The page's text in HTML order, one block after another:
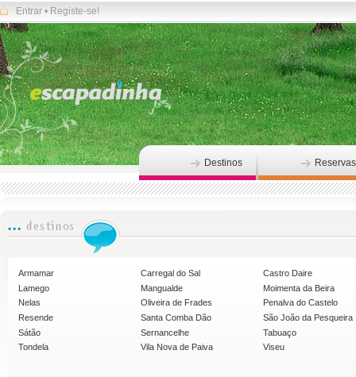
Entrar • Registe-se!
Destinos Reservas
Armamar Carregal do Sal
Castro Daire
Lamego
Mangualde
Moimenta da Beira
Nelas
Oliveira de Frades
Penalva do Castelo
Resende
Santa Comba Dão
São João da Pesqueira
Sátão
Sernancelhe
Tabuaço
Tondela
Vila Nova de Paiva Viseu